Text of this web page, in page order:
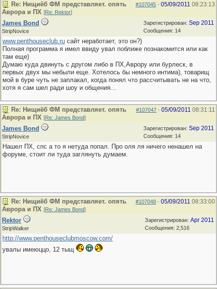
#107045 - 05/09/2011 08:23:13
Re: Нищиёб ФМ представляет. опять
Аврора и ПХ [Re: Rektor]
Зарегистрирован: Sep 2011
Сообщения: 14
James Bond
StripNovice
www.penthouseclub.ru сайт неработает, это он?)
Полная программа я имел ввиду увал поближе познакомится или как
там еще)
Думаю куда двинуть с другом либо в ПХ,Аврору или бурлеск, в
первых двух мы небыли еще. Хотелось бы немного интима), товарищ
мой в буре чуть не заплакал, когда понял что рассчитывать не на что,
хотя я сам шел ради шоу и общения...
#107047 - 05/09/2011 08:31:11
Re: Нищиёб ФМ представляет. опять
Аврора и ПХ [Re: James Bond]
Зарегистрирован: Sep 2011
Сообщения: 14
James Bond
StripNovice
Нашел ПХ, спс а то я нетуда попал. Про оля ля ничего ненашел на
форуме, стоит ли туда заглянуть думаем.
#107048 - 05/09/2011 08:33:00
Re: Нищиёб ФМ представляет. опять
Аврора и ПХ [Re: James Bond]
Зарегистрирован: Apr 2011
Сообщения: 2,516
Rektor
StripWalker
http://www.penthouseclubmoscow.com/
увалы имеюццо, 12 тыщ